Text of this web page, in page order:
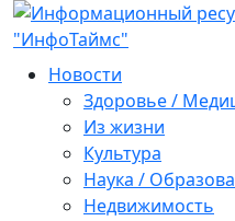
Новости
Здоровье /
Из жизни
Культура
Наука /
Недвижимость